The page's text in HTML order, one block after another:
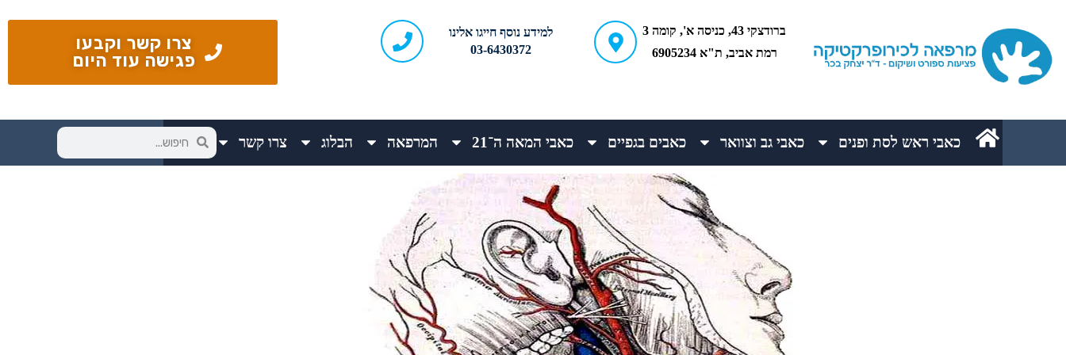
ברודצקי 43, כניסה א', קומה 3
רמת אביב, ת"א 6905234
למידע נוסף חייגו אלינו
03-6430372
צרו קשר וקבעו
פגישה עוד היום
כאבי ראש לסת ופנים כאבי גב וצוואר כאבים בגפיים כאבי המאה ה־21 המרפאה הבלוג צרו קשר